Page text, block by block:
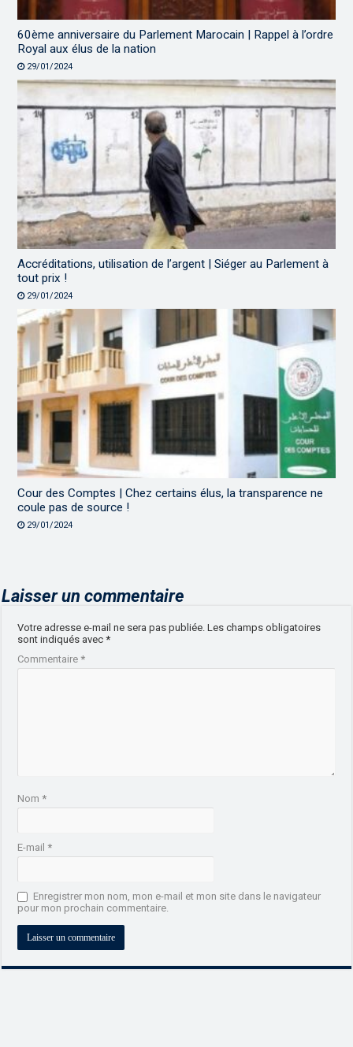
60ème anniversaire du Parlement Marocain | Rappel à l’ordre
Royal aux élus de la nation
29/01/2024
Accréditations, utilisation de l’argent | Siéger au Parlement à
tout prix !
29/01/2024
Cour des Comptes | Chez certains élus, la transparence ne
coule pas de source !
29/01/2024
Laisser un commentaire
Votre adresse e-mail ne sera pas publiée. Les champs obligatoires
sont indiqués avec*
Commentaire*
Nom*
E-mail*
Enregistrer mon nom, mon e-mail et mon site dans le navigateur
pour mon prochain commentaire.